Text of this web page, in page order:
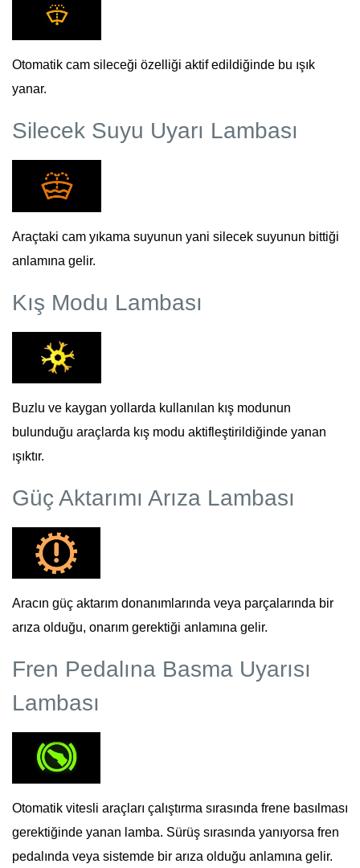
Otomatik cam sileceği özelliği aktif edildiğinde bu ışık
yanar.
Silecek Suyu Uyarı Lambası
Araçtaki cam yıkama suyunun yani silecek suyunun bittiği
anlamına gelir.
Kış Modu Lambası
Buzlu ve kaygan yollarda kullanılan kış modunun
bulunduğu araçlarda kış modu aktifleştirildiğinde yanan
ışıktır.
Güç Aktarımı Arıza Lambası
Aracın güç aktarım donanımlarında veya parçalarında bir
arıza olduğu, onarım gerektiği anlamına gelir.
Fren Pedalına Basma Uyarısı
Lambası
Otomatik vitesli araçları çalıştırma sırasında frene basılması
gerektiğinde yanan lamba. Sürüş sırasında yanıyorsa fren
pedalında veya sistemde bir arıza olduğu anlamına gelir.